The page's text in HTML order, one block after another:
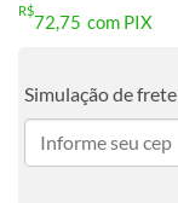
R$
72,75 com PIX
Simulação de frete